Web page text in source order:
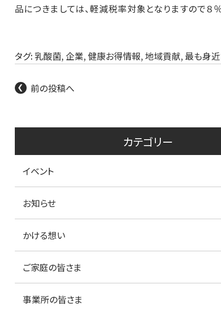
品につきましては、軽減税率対象となりますので８
タグ:乳酸菌, 企業,健康お得情報,地域貢献,最も身
前の投稿へ
カテゴリー
イベント
お知らせ
かける想い
ご家庭の皆さま
事業所の皆さま